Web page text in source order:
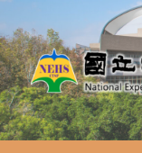
轉
至
主
要
內